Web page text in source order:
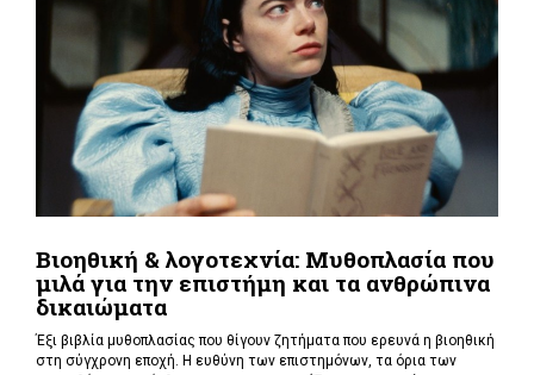
Βιοηθική & λογοτεχνία: Μυθοπλασία που
μιλά για την επιστήμη και τα ανθρώπινα
δικαιώματα
Έξι βιβλία μυθοπλασίας που θίγουν ζητήματα που ερευνά η βιοηθική
στη σύγχρονη εποχή. Η ευθύνη των επιστημόνων, τα όρια των